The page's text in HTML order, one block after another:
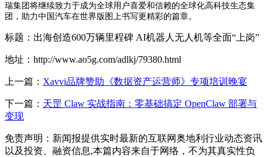
瑞集团将继续致力于成为全球用户喜爱和信赖的全球化高科技生态集
团，助力中国汽车在世界版图上书写更精彩的篇章。
标题：出海创造600万辆里程碑 AI机器人无人机等全面“上岗”
地址：http://www.ao5g.com/adlkj/79380.html
上一篇： Xavvi品牌赞助《数据资产运营师》专项培训晚宴
下一篇： 天罡 Claw 实战指南：零基础搞定 OpenClaw 部署与
变现
免责声明：新闻报提供实时最新的互联网奥地利行业动态资讯
以及投资、融资信息,本篇内容来自于网络，不为其真实性负